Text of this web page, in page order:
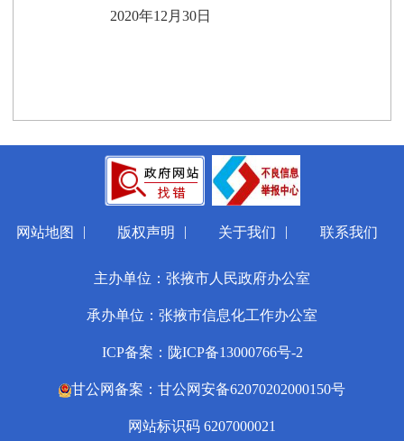
2020年12月30日
网站地图 | 版权声明 | 关于我们 | 联系我们
主办单位：张掖市人民政府办公室
承办单位：张掖市信息化工作办公室
ICP备案：陇ICP备13000766号-2
甘公网备案：甘公网安备62070202000150号
网站标识码 6207000021